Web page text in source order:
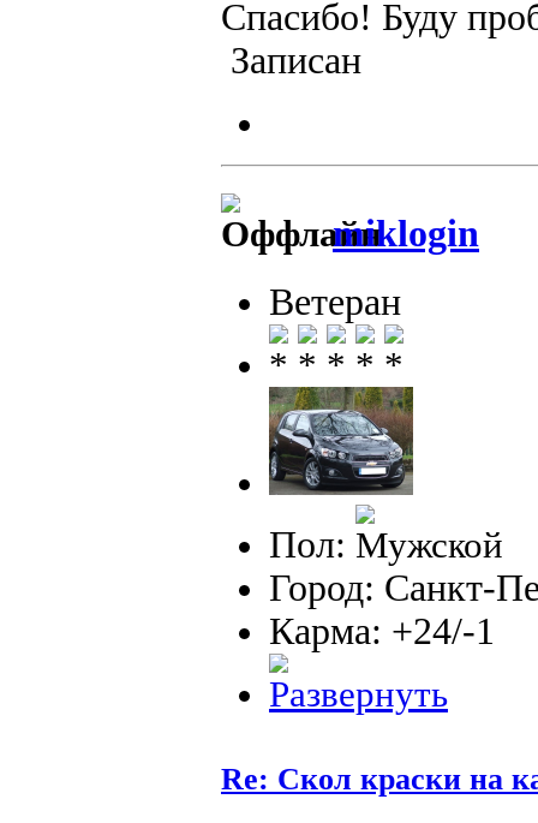
Спасибо! Буду
Записан
miklogin
Ветеран
Пол:
Город: Санкт-
Карма: +24/-1
Re: Скол краски на